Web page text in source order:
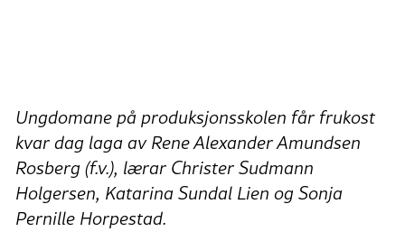
Ungdomane på produksjonsskolen får frukost
kvar dag laga av Rene Alexander Amundsen
Rosberg (f.v.), lærar Christer Sudmann
Holgersen, Katarina Sundal Lien og Sonja
Pernille Horpestad.